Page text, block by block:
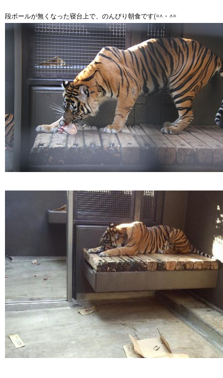
段ボールが無くなった寝台上で、のんびり朝食です(=^・^=